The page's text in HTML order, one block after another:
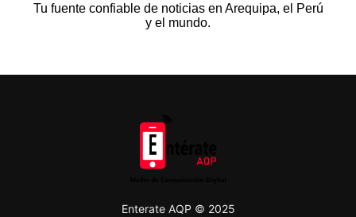
Tu fuente confiable de noticias en Arequipa, el Perú
y el mundo.
Enterate AQP © 2025